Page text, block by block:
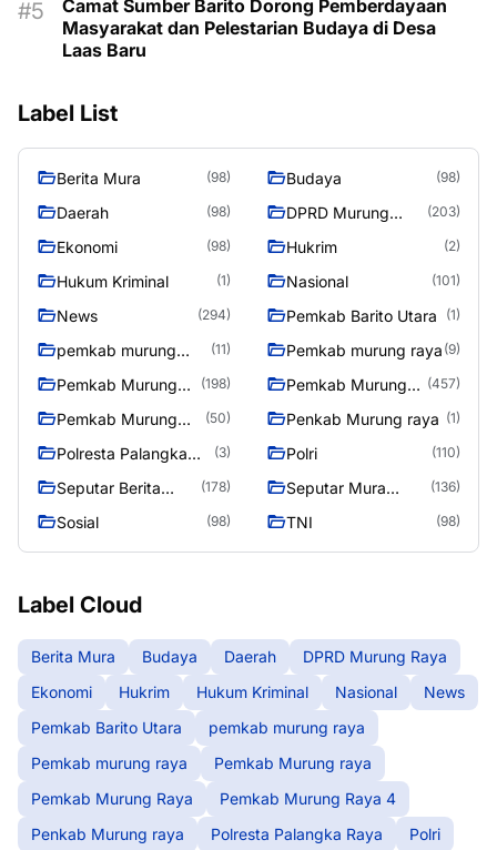
Camat Sumber Barito Dorong Pemberdayaan
Masyarakat dan Pelestarian Budaya di Desa
Laas Baru
Label List
Berita Mura (98) Budaya (98)
Daerah (98)
DPRD Murung
(203)
Ekonomi (98) Hukrim (2)
Hukum Kriminal (1) Nasional (101)
News (294) Pemkab Barito Utara (1)
pemkab murung
(11) Pemkab murung raya (9)
Pemkab Murung
(198)
Pemkab Murung
(457)
Pemkab Murung
(50) Penkab Murung raya (1)
Polresta Palangka
(3) Polri (110)
Seputar Berita
(178)
Seputar Mura
(136)
Sosial (98) TNI (98)
Label Cloud
Berita Mura Budaya Daerah
DPRD Murung Raya
Ekonomi
Hukrim Hukum Kriminal Nasional
News
Pemkab Barito Utara
pemkab murung raya
Pemkab murung raya
Pemkab Murung raya
Pemkab Murung Raya
Pemkab Murung Raya 4
Penkab Murung raya
Polresta Palangka Raya
Polri